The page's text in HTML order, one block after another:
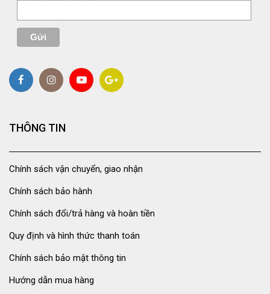
THÔNG TIN
Chính sách vận chuyển, giao nhận
Chính sách bảo hành
Chính sách đổi/trả hàng và hoàn tiền
Quy định và hình thức thanh toán
Chính sách bảo mật thông tin
Hướng dẫn mua hàng